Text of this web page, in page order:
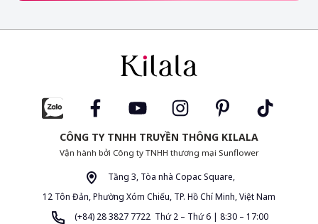
CÔNG TY TNHH TRUYỀN THÔNG KILALA
Vận hành bởi Công ty TNHH thương mại Sunflower
Tầng 3, Tòa nhà Copac Square,
12 Tôn Đản, Phường Xóm Chiếu, TP. Hồ Chí Minh, Việt Nam
(+84) 28 3827 7722 Thứ 2 – Thứ 6 | 8:30 – 17:00